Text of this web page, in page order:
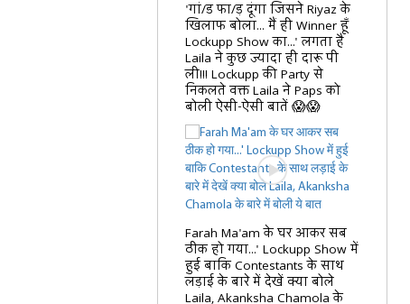
'गां/ड फा/ड़ दूंगा जिसने Riyaz के
खिलाफ बोला... मैं ही Winner हूँ
Lockupp Show का...' लगता है
Laila ने कुछ ज्यादा ही दारू पी
ली!!! Lockupp की Party से
निकलते वक्त Laila ने Paps को
बोली ऐसी-ऐसी बातें 😱😱
Farah Ma'am के घर आकर सब
ठीक हो गया...' Lockupp Show में
हुई बाकि Contestants के साथ
लड़ाई के बारे में देखें क्या बोले
Laila, Akanksha Chamola के